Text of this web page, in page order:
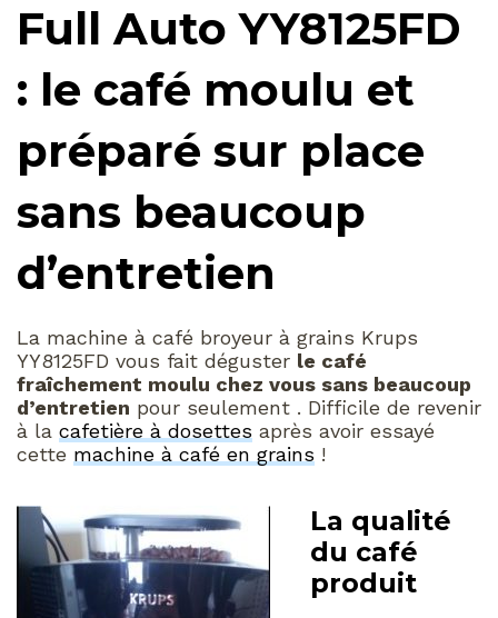
Full Auto YY8125FD
: le café moulu et
préparé sur place
sans beaucoup
d’entretien
La machine à café broyeur à grains Krups
YY8125FD vous fait déguster le café
fraîchement moulu chez vous sans beaucoup
d’entretien pour seulement . Difficile de revenir
à la cafetière à dosettes après avoir essayé
cette machine à café en grains !
La qualité
du café
produit